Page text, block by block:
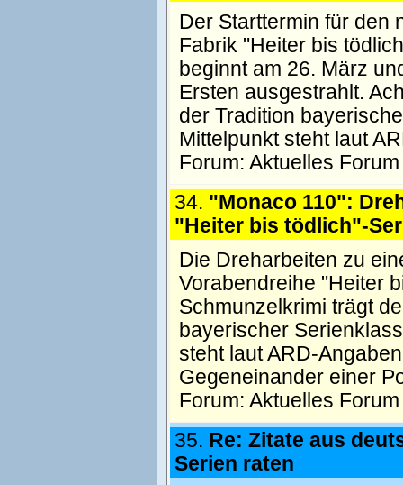
Der Starttermin für den
Fabrik "Heiter bis
beginnt am 26. März
Ersten ausgestrahlt.
der Tradition
Mittelpunkt steht laut
Forum: Aktuelles Forum
34. "Monaco 110":
"Heiter bis tödlich"-
Die Dreharbeiten zu
Vorabendreihe "Heiter
Schmunzelkrimi trägt
bayerischer
steht laut ARD-
Gegeneinander einer
Forum: Aktuelles Forum
35. Re: Zitate aus
Serien raten